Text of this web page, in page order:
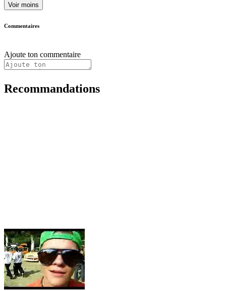
Voir moins
Commentaires
Ajoute ton commentaire
Recommandations